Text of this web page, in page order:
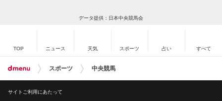
データ提供：日本中央競馬会
TOP ニュース 天気 スポーツ 占い すべて
スポーツ 中央競馬
サイトご利用にあたって